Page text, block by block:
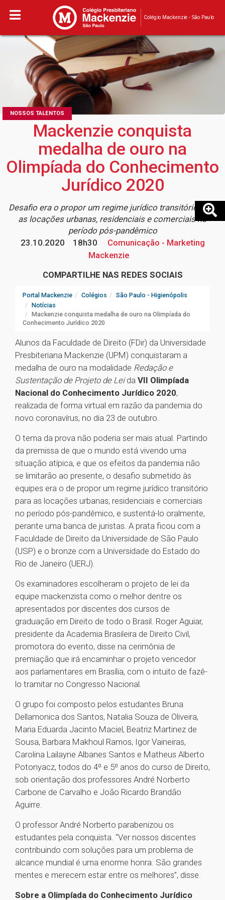
Colégio Mackenzie - São Paulo
NOSSOS TALENTOS
Mackenzie conquista
medalha de ouro na
Olimpíada do Conhecimento
Jurídico 2020
Desafio era o propor um regime jurídico transitório para
as locações urbanas, residenciais e comerciais no
período pós-pandêmico
23.10.2020
18h30
Comunicação - Marketing
Mackenzie
COMPARTILHE NAS REDES SOCIAIS
Portal Mackenzie Colégios
São Paulo - Higienópolis
Notícias
Mackenzie conquista medalha de ouro na Olimpíada do
Conhecimento Jurídico 2020
Alunos da Faculdade de Direito (FDir) da Universidade
Presbiteriana Mackenzie (UPM) conquistaram a
medalha de ouro na modalidade Redação e
Sustentação de Projeto de Leida VII Olimpíada
Nacional do Conhecimento Jurídico 2020,
realizada de forma virtual em razão da pandemia do
novo coronavírus, no dia 23 de outubro.
O tema da prova não poderia ser mais atual. Partindo
da premissa de que o mundo está vivendo uma
situação atípica, e que os efeitos da pandemia não
se limitarão ao presente, o desafio submetido às
equipes era o de propor um regime jurídico transitório
para as locações urbanas, residenciais e comerciais
no período pós-pandêmico, e sustentá-lo oralmente,
perante uma banca de juristas. A prata ficou com a
Faculdade de Direito da Universidade de São Paulo
(USP) e o bronze com a Universidade do Estado do
Rio de Janeiro (UERJ).
Os examinadores escolheram o projeto de lei da
equipe mackenzista como o melhor dentre os
apresentados por discentes dos cursos de
graduação em Direito de todo o Brasil. Roger Aguiar,
presidente da Academia Brasileira de Direito Civil,
promotora do evento, disse na cerimônia de
premiação que irá encaminhar o projeto vencedor
aos parlamentares em Brasília, com o intuito de fazê-
lo tramitar no Congresso Nacional.
O grupo foi composto pelos estudantes Bruna
Dellamonica dos Santos, Natalia Souza de Oliveira,
Maria Eduarda Jacinto Maciel, Beatriz Martinez de
Sousa, Barbara Makhoul Ramos, Igor Vaineiras,
Carolina Lailayne Albanes Santos e Matheus Alberto
Potonyacz, todos do 4º e 5º anos do curso de Direito,
sob orientação dos professores André Norberto
Carbone de Carvalho e João Ricardo Brandão
Aguirre.
O professor André Norberto parabenizou os
estudantes pela conquista. “Ver nossos discentes
contribuindo com soluções para um problema de
alcance mundial é uma enorme honra. São grandes
mentes e merecem estar entre os melhores”, disse.
Sobre a Olimpíada do Conhecimento Jurídico